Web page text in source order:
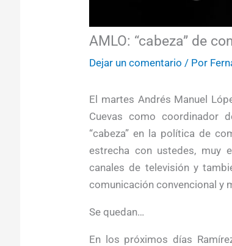
AMLO: “cabeza” de
Dejar un comentario / Por
El martes Andrés Manuel
Cuevas como coordinador
“cabeza” en la política de
estrecha con ustedes, muy
canales de televisión y
comunicación convencional y
Se quedan…
En los próximos días